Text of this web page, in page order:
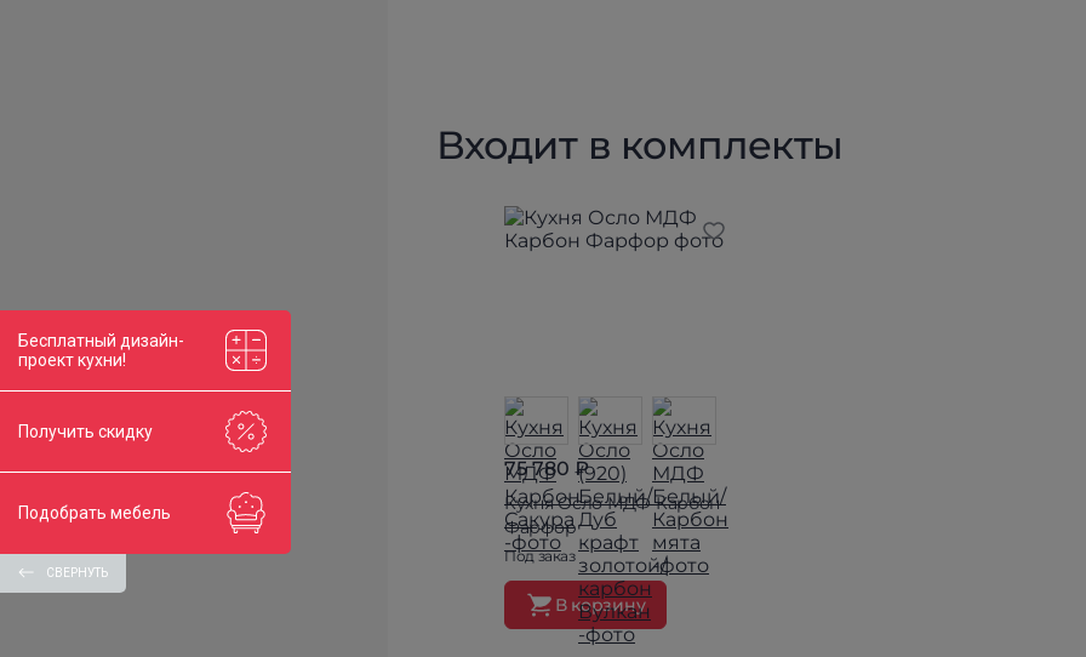
Входит в комплекты
75 780 ₽
Кухня Осло МДФ Карбон
Фарфор
Под заказ
В корзину
Бесплатный дизайн-
проект кухни!
Получить скидку
Подобрать мебель
СВЕРНУТЬ